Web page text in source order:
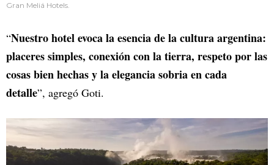
Gran Meliá Hotels.
“Nuestro hotel evoca la esencia de la cultura argentina:
placeres simples, conexión con la tierra, respeto por las
cosas bien hechas y la elegancia sobria en cada
detalle”, agregó Goti.